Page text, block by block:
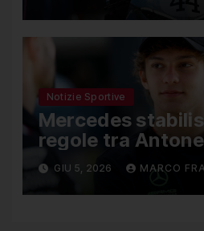
Notizie Sportive
Mercedes
regole tra
GIU 5, 2026 MARCO